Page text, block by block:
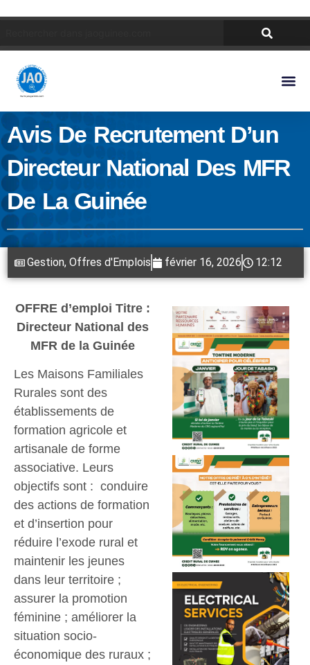
Avis De Recrutement D’un
Directeur National Des MFR
De La Guinée
Gestion, Offres d'Emplois février 16, 2026 12:12
OFFRE d’emploi Titre :
Directeur National des
MFR de la Guinée
Les Maisons Familiales
Rurales sont des
établissements de
formation agricole et
artisanale de forme
associative. Leurs
objectifs sont : conduire
des actions de formation
et d’insertion pour
réduire l’exode rural et
maintenir les jeunes
dans leur territoire ;
assurer la promotion
féminine ; améliorer la
situation socio-
économique des ruraux ;